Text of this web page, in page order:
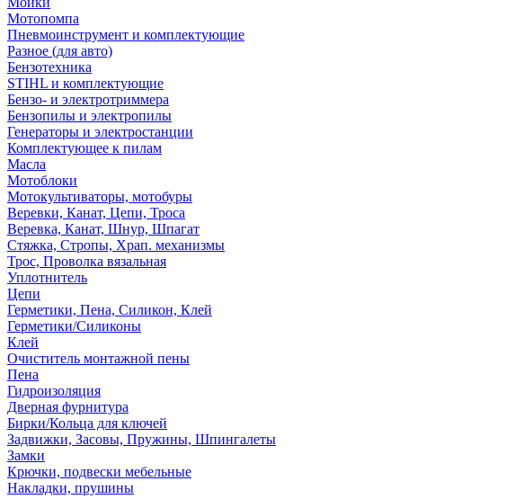
Мотопомпа
Пневмоинструмент и комплектующие
Разное (для авто)
Бензотехника
STIHL и комплектующие
Бензо- и электротриммера
Бензопилы и электропилы
Генераторы и электростанции
Комплектующее к пилам
Масла
Мотоблоки
Мотокультиваторы, мотобуры
Веревки, Канат, Цепи, Троса
Веревка, Канат, Шнур, Шпагат
Стяжка, Стропы, Храп. механизмы
Трос, Проволка вязальная
Уплотнитель
Цепи
Герметики, Пена, Силикон, Клей
Герметики/Силиконы
Клей
Очиститель монтажной пены
Пена
Гидроизоляция
Дверная фурнитура
Бирки/Кольца для ключей
Задвижки, Засовы, Пружины, Шпингалеты
Замки
Крючки, подвески мебельные
Накладки, прушины